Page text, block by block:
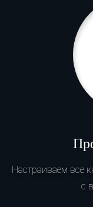
Настраиваем все
с